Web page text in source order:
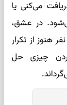
می‌کنی یا
در عشق،
هنوز از تکرار
چیزی حل